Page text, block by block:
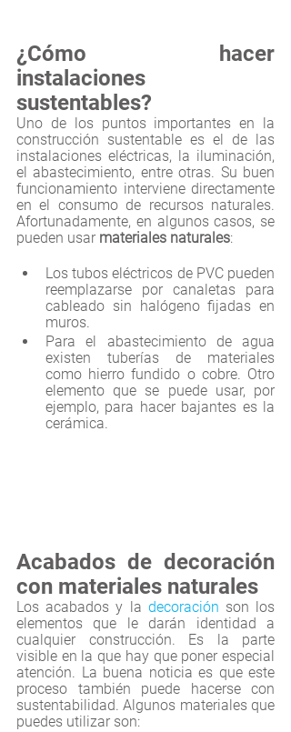
¿Cómo hacer
instalaciones
sustentables?
Uno de los puntos importantes en la
construcción sustentable es el de las
instalaciones eléctricas, la iluminación,
el abastecimiento, entre otras. Su buen
funcionamiento interviene directamente
en el consumo de recursos naturales.
Afortunadamente, en algunos casos, se
pueden usar materiales naturales:
Los tubos eléctricos de PVC pueden
reemplazarse por canaletas para
cableado sin halógeno fijadas en
muros.
Para el abastecimiento de agua
existen tuberías de materiales
como hierro fundido o cobre. Otro
elemento que se puede usar, por
ejemplo, para hacer bajantes es la
cerámica.
Acabados de decoración
con materiales naturales
Los acabados y la decoración son los
elementos que le darán identidad a
cualquier construcción. Es la parte
visible en la que hay que poner especial
atención. La buena noticia es que este
proceso también puede hacerse con
sustentabilidad. Algunos materiales que
puedes utilizar son: